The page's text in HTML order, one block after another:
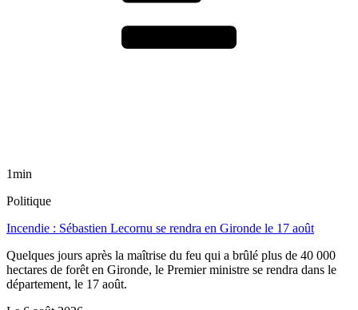
1min
Politique
Incendie : Sébastien Lecornu se rendra en Gironde le 17 août
Quelques jours après la maîtrise du feu qui a brûlé plus de 40 000
hectares de forêt en Gironde, le Premier ministre se rendra dans le
département, le 17 août.